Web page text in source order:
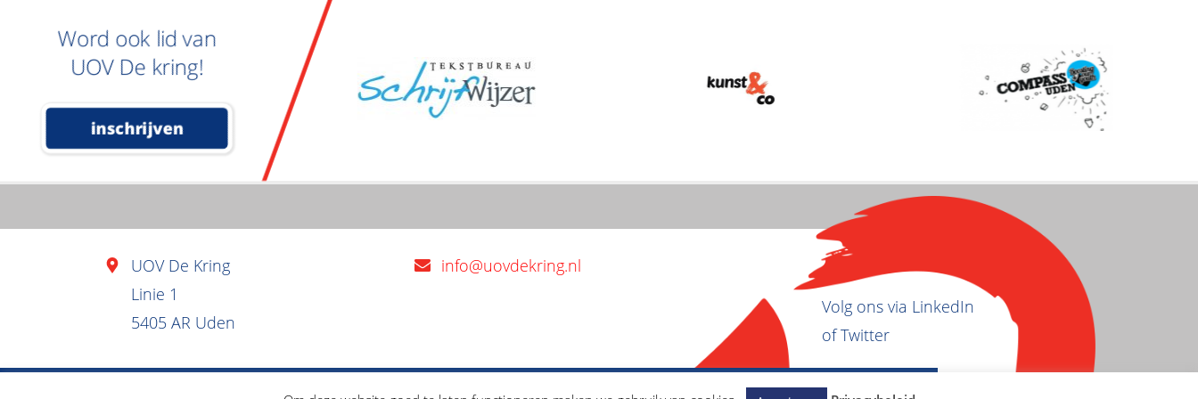
Word ook lid van
UOV De kring!
inschrijven
UOV De Kring
Linie 1
5405 AR Uden
info@uovdekring.nl
Volg ons via LinkedIn
of Twitter